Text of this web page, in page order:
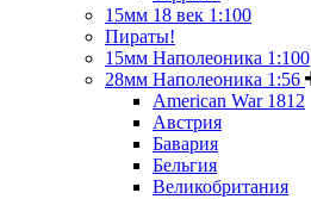
15мм 18 век 1:100
Пираты!
15мм Наполеоника 1:100
28мм Наполеоника 1:56
American War 1812
Австрия
Бавария
Бельгия
Великобритания